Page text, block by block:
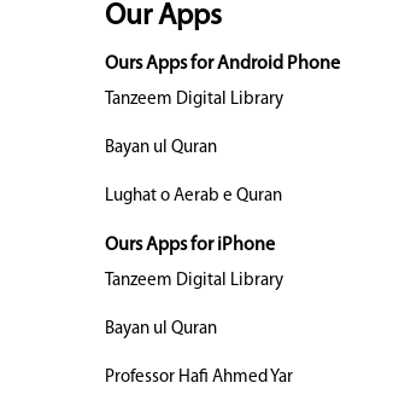
Our Apps
Ours Apps for Android Phone
Tanzeem Digital Library
Bayan ul Quran
Lughat o Aerab e Quran
Ours Apps for iPhone
Tanzeem Digital Library
Bayan ul Quran
Professor Hafi Ahmed Yar